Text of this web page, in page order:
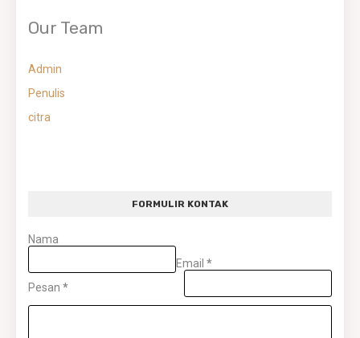
Our Team
Admin
Penulis
citra
FORMULIR KONTAK
Nama
Email *
Pesan *